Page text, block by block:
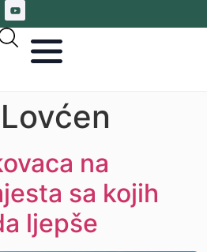
Lovćen
na
sa kojih
ljepše